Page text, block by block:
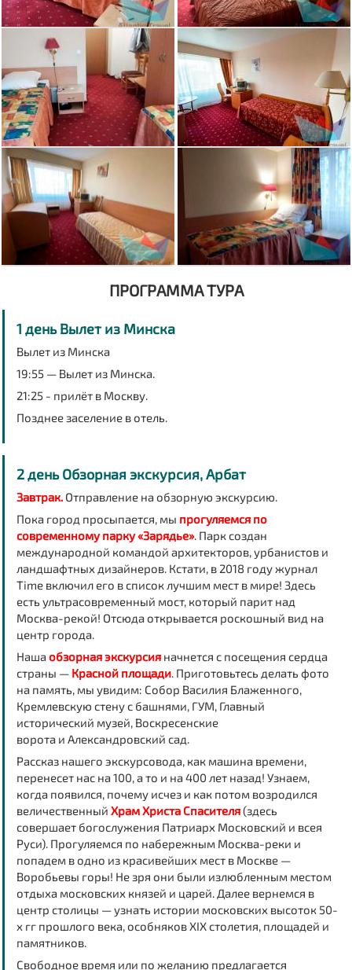
ПРОГРАММА ТУРА
1 день Вылет из Минска
Вылет из Минска
19:55— Вылет из Минска.
21:25- прилёт в Москву.
Позднее заселение в отель.
2 день Обзорная экскурсия, Арбат
Завтрак.Отправление наобзорную экскурсию.
Пока город просыпается, мы прогуляемся по
современному парку«Зарядье». Парк создан
международной командой архитекторов, урбанистов и
ландшафтных дизайнеров. Кстати, в 2018 году журнал
Time включил его в список лучшим мест в мире! Здесь
есть ультрасовременный мост, который парит над
Москва-рекой! Отсюда открывается роскошный вид на
центр города.
Нашаобзорная экскурсияначнется с посещения сердца
страны — Красной площади. Приготовьтесь делать фото
на память, мы увидим: Собор Василия Блаженного,
Кремлевскую стенус башнями, ГУМ, Главный
исторический музей, Воскресенские
ворота и Александровский сад.
Рассказ нашего экскурсовода, как машина времени,
перенесет нас на 100, а то и на 400 лет назад! Узнаем,
когда появился, почему исчез и как потом возродился
величественный Храм Христа Спасителя(здесь
совершает богослужения Патриарх Московский и всея
Руси). Прогуляемся по набережным Москва-реки и
попадем в одно из красивейших мест в Москве —
Воробьевы горы! Не зря они были излюбленным местом
отдыха московских князей и царей. Далее вернемся в
центр столицы — узнать истории московских высоток 50-
х гг прошлого века, особняков ХIХ столетия, площадей и
памятников.
Свободное время или по желанию предлагается